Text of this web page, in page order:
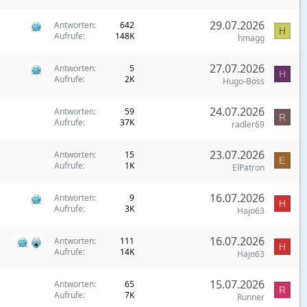
Antworten
642
Aufrufe
148K
29.07.2026
hmagg
H
Antworten
5
Aufrufe
2K
27.07.2026
Hugo-Boss
H
Antworten
59
Aufrufe
37K
24.07.2026
radler69
R
Antworten
15
Aufrufe
1K
23.07.2026
ElPatron
E
Antworten
9
Aufrufe
3K
16.07.2026
Hajo63
H
Antworten
111
Aufrufe
14K
16.07.2026
Hajo63
H
Antworten
65
Aufrufe
7K
15.07.2026
Runner
R